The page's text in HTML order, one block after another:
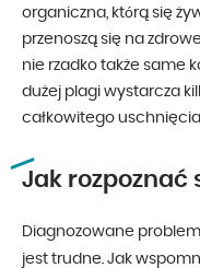
organiczna, którą się
przenoszą się na
nie rzadko także same
dużej plagi wystarcza
całkowitego
Jak rozpoznać
Diagnozowane
jest trudne. Jak